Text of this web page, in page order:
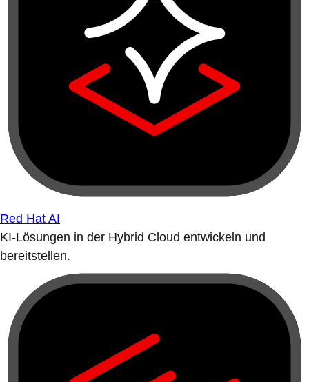
Red Hat AI
KI-Lösungen in der Hybrid Cloud entwickeln und
bereitstellen.